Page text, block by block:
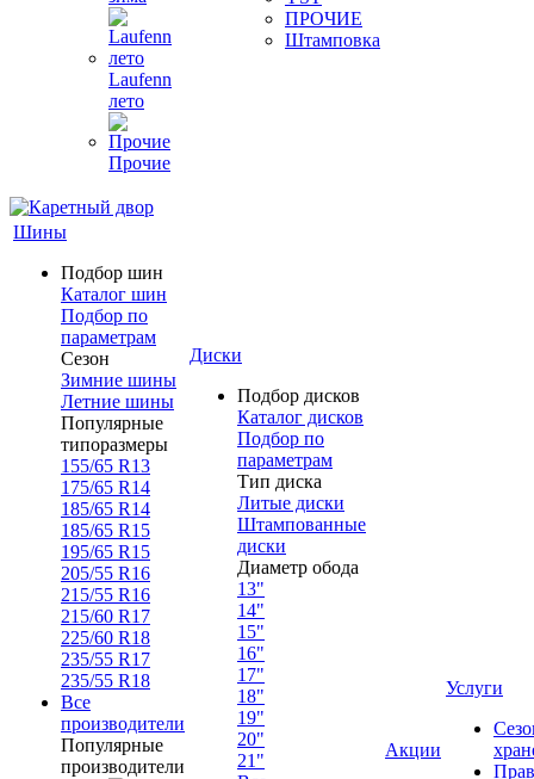
Laufenn
лето
Прочие
ПРОЧИЕ
Штамповка
Шины
Подбор шин
Каталог шин
Подбор по
параметрам
Сезон
Зимние шины
Летние шины
Популярные
типоразмеры
155/65 R13
175/65 R14
185/65 R14
185/65 R15
195/65 R15
205/55 R16
215/55 R16
215/60 R17
225/60 R18
235/55 R17
235/55 R18
Все
производители
Популярные
производители
Диски
Подбор дисков
Каталог дисков
Подбор по
параметрам
Тип диска
Литые диски
Штампованные
диски
Диаметр обода
13"
14"
15"
16"
17"
18"
19"
20"
21"
Акции
Услуги